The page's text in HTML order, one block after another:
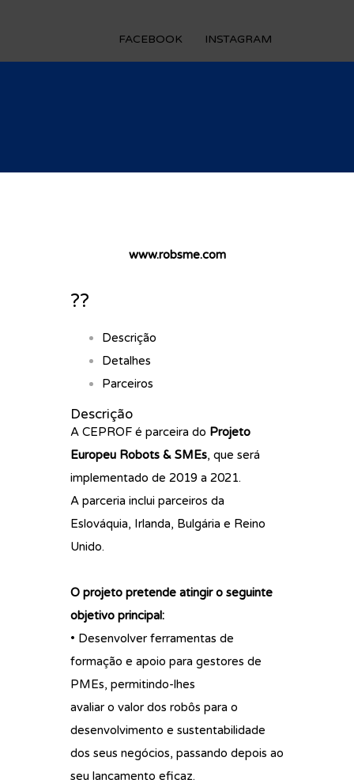
FACEBOOK INSTAGRAM
www.robsme.com
??
Descrição
Detalhes
Parceiros
Descrição
A CEPROF é parceira do Projeto
Europeu Robots & SMEs, que será
implementado de 2019 a 2021.
A parceria inclui parceiros da
Eslováquia, Irlanda, Bulgária e Reino
Unido.
O projeto pretende atingir o seguinte
objetivo principal:
• Desenvolver ferramentas de
formação e apoio para gestores de
PMEs, permitindo-lhes
avaliar o valor dos robôs para o
desenvolvimento e sustentabilidade
dos seus negócios, passando depois ao
seu lançamento eficaz.